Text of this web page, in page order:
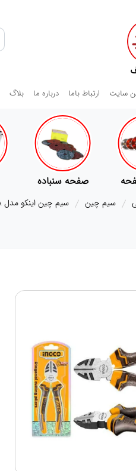
سایت ارتباط باما درباره ما بلاگ
آچار ها
سیم چین
سیم چین اینکو مدل HDCP08168